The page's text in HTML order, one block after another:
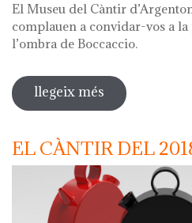
El Museu del Càntir
complauen a convidar-vos a
l’ombra de Boccaccio.
llegeix més sobre
de boccaccio.
EL CÀNTIR DEL